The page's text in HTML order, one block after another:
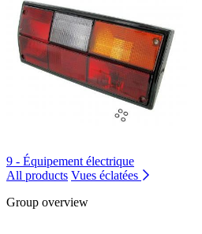
9 - Équipement électrique
All products Vues éclatées
Group overview